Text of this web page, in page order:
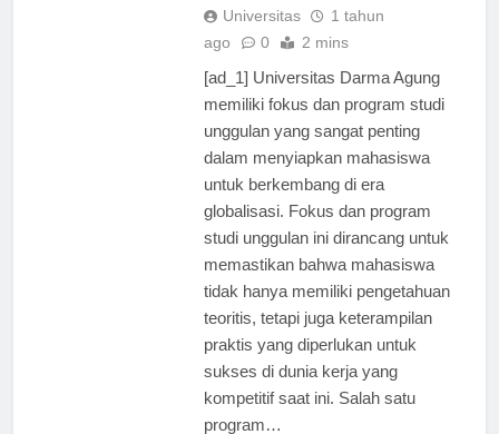
Universitas
1 tahun
[ad_1] Universitas Darma Agung
memiliki fokus dan program studi
unggulan yang sangat penting
dalam menyiapkan mahasiswa
untuk berkembang di era
globalisasi. Fokus dan program
studi unggulan ini dirancang untuk
memastikan bahwa mahasiswa
tidak hanya memiliki pengetahuan
teoritis, tetapi juga keterampilan
praktis yang diperlukan untuk
sukses di dunia kerja yang
kompetitif saat ini. Salah satu